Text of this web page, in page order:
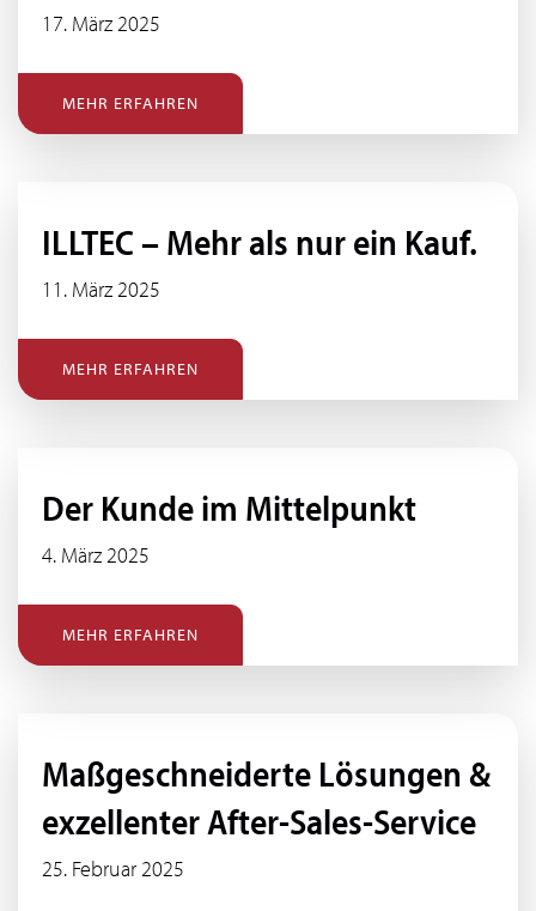
17. März 2025
MEHR ERFAHREN
ILLTEC – Mehr als nur ein Kauf.
11. März 2025
MEHR ERFAHREN
Der Kunde im Mittelpunkt
4. März 2025
MEHR ERFAHREN
Maßgeschneiderte Lösungen &
exzellenter After-Sales-Service
25. Februar 2025